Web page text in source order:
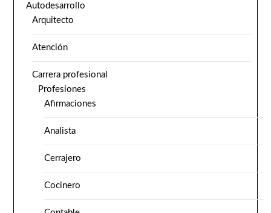
Autodesarrollo
Arquitecto
Atención
Carrera profesional
Profesiones
Afirmaciones
Analista
Cerrajero
Cocinero